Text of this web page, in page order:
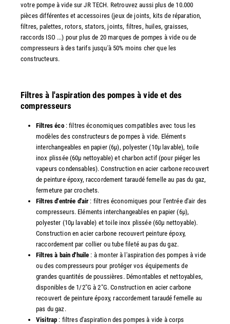
votre pompe à vide sur JR TECH. Retrouvez aussi plus de 10.000
pièces différentes et accessoires (jeux de joints, kits de réparation,
filtres, palettes, rotors, stators, joints, filtres, huiles, graisses,
raccords ISO ...) pour plus de 20 marques de pompes à vide ou de
compresseurs à des tarifs jusqu'à 50% moins cher que les
constructeurs.
Filtres à l'aspiration des pompes à vide et des
compresseurs
Filtres éco: filtres économiques compatibles avec tous les
modèles des constructeurs de pompes à vide. Eléments
interchangeables en papier (6µ), polyester (10µ lavable), toile
inox plissée (60µ nettoyable) et charbon actif (pour piéger les
vapeurs condensables). Construction en acier carbone recouvert
de peinture époxy, raccordement taraudé femelle au pas du gaz,
fermeture par crochets.
Filtres d'entrée d'air : filtres économiques pour l'entrée d'air des
compresseurs. Eléments interchangeables en papier (6µ),
polyester (10µ lavable) et toile inox plissée (60µ nettoyable).
Construction en acier carbone recouvert peinture époxy,
raccordement par collier ou tube fileté au pas du gaz.
Filtres à bain d'huile : à monter à l'aspiration des pompes à vide
ou des compresseurs pour protéger vos équipements de
grandes quantités de poussières. Démontables et nettoyables,
disponibles de 1/2"G à 2"G. Construction en acier carbone
recouvert de peinture époxy, raccordement taraudé femelle au
pas du gaz.
Visitrap : filtres d'aspiration des pompes à vide à corps